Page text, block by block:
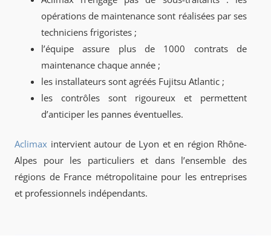
opérations de maintenance sont réalisées par ses
techniciens frigoristes ;
l’équipe assure plus de 1000 contrats de
maintenance chaque année ;
les installateurs sont agréés Fujitsu Atlantic ;
les contrôles sont rigoureux et permettent
d’anticiper les pannes éventuelles.
Aclimax intervient autour de Lyon et en région Rhône-
Alpes pour les particuliers et dans l’ensemble des
régions de France métropolitaine pour les entreprises
et professionnels indépendants.